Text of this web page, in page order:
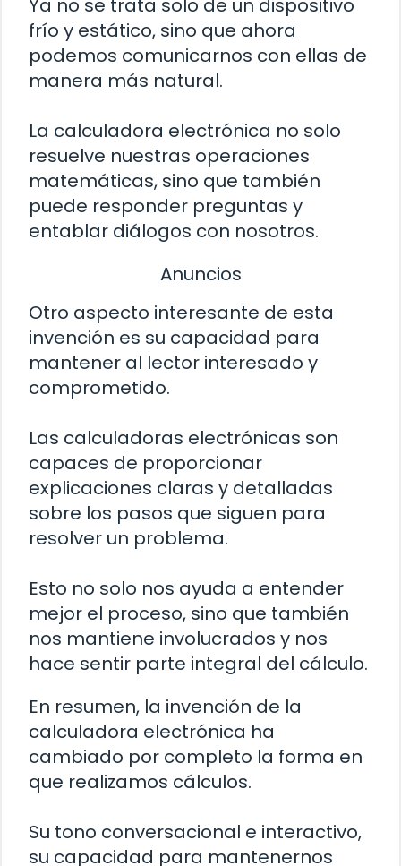
Ya no se trata solo de un dispositivo
frío y estático, sino que ahora
podemos comunicarnos con ellas de
manera más natural.
La calculadora electrónica no solo
resuelve nuestras operaciones
matemáticas, sino que también
puede responder preguntas y
entablar diálogos con nosotros.
Anuncios
Otro aspecto interesante de esta
invención es su capacidad para
mantener al lector interesado y
comprometido.
Las calculadoras electrónicas son
capaces de proporcionar
explicaciones claras y detalladas
sobre los pasos que siguen para
resolver un problema.
Esto no solo nos ayuda a entender
mejor el proceso, sino que también
nos mantiene involucrados y nos
hace sentir parte integral del cálculo.
En resumen, la invención de la
calculadora electrónica ha
cambiado por completo la forma en
que realizamos cálculos.
Su tono conversacional e interactivo,
su capacidad para mantenernos